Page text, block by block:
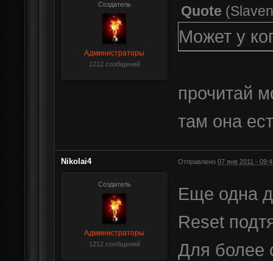
Создатель
Администраторы
1212 сообщений
Quote (
Может у
прочитай
там она
Nikolai4 Отправлено 07 янв 2011 -
Создатель
Администраторы
1212 сообщений
Еще одна
Reset
Для более